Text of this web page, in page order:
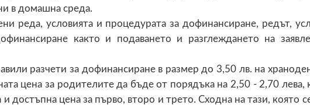
в домашна среда.
реда, условията и процедурата за дофинансиране, редът,
както и подаването и разглеждането на
разчети за дофинансиране в размер до 3,50 лв. на
цена за родителите да бъде от порядъка на 2,50 - 2,70
достъпна цена за първо, второ и трето. Сходна на тази, която